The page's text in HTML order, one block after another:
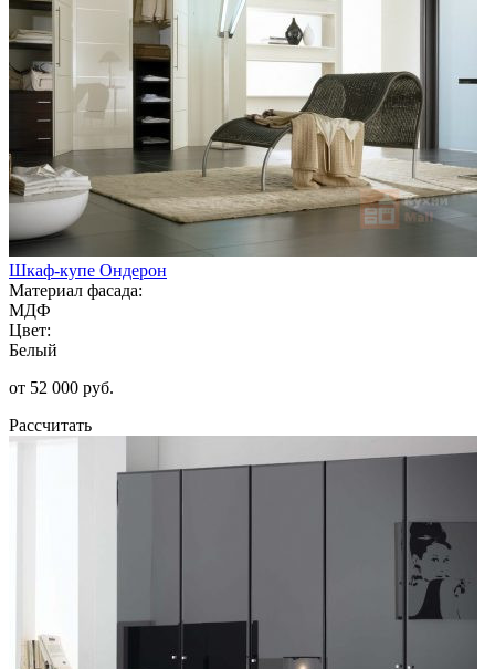
Шкаф-купе Ондерон
Материал фасада:
МДФ
Цвет:
Белый
от 52 000 руб.
Рассчитать